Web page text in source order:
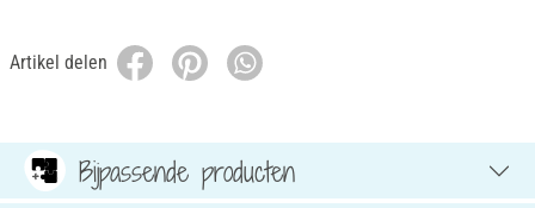
Artikel delen
Bijpassende producten